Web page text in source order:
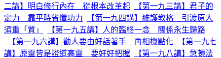
二講】明白修行內在 從根本改革起
【第一九三講】君子的
定力 靠平時省懺功力
【第一九四講】維護教格 引渡原人
須重「質」
【第一九五講】人的臨終一念 關係永生歸路
【第一九六講】勸人要由好話著手 再相機點化
【第一九七
講】原靈皆是證道高靈 要好好把握
【第一九八講】急頓法